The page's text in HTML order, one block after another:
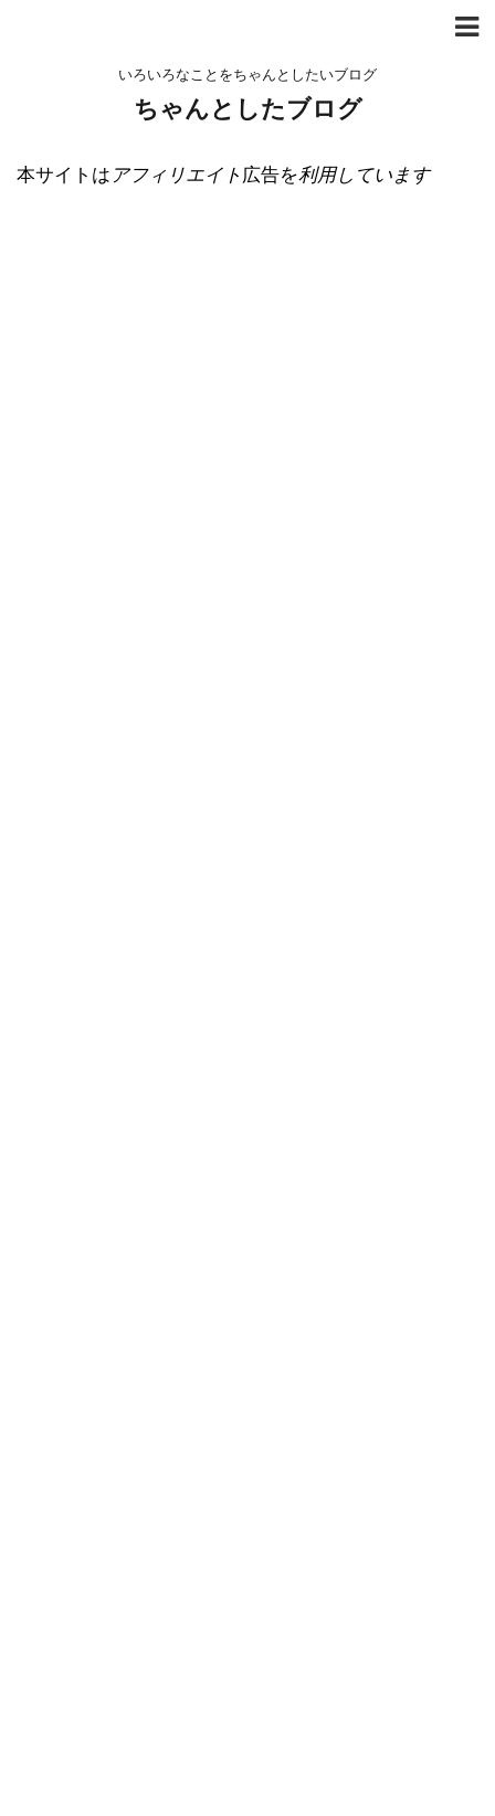
いろいろなことをちゃんとしたいブログ
ちゃんとしたブログ
本サイトは アフィリエイト 広告を利用しています